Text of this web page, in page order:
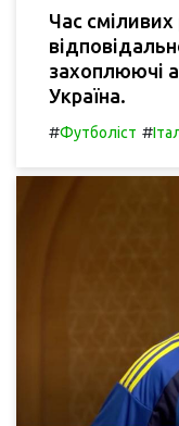
Час сміливих
захоплюючі
Україна.
#Футболіст #